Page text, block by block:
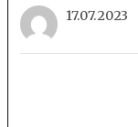
17.07.2023